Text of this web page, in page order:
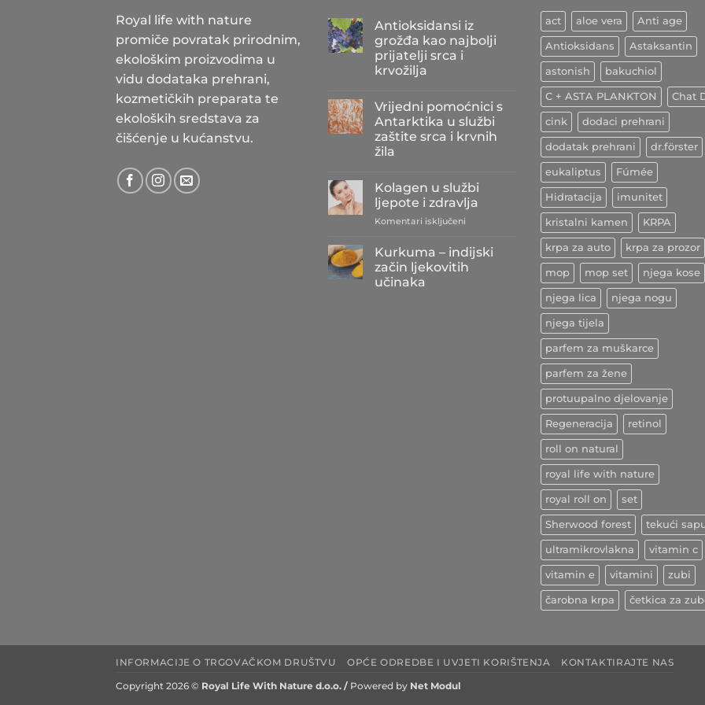
Royal life with nature
promiče povratak prirodnim,
ekološkim proizvodima u
vidu dodataka prehrani,
kozmetičkih preparata te
ekoloških sredstava za
čišćenje u kućanstvu.
Antioksidansi iz
grožđa kao najbolji
prijatelji srca i
krvožilja
na
Antioksidansi
iz
grožđa
kao
najbolji
krvožilja
Vrijedni pomoćnici s
Antarktika u službi
zaštite srca i krvnih
žila
na
Vrijedni
pomoćnici
s
službi
zaštite
srca
krvnih
Kolagen u službi
ljepote i zdravlja
Komentari isključeni
u
službi
ljepote
Kurkuma – indijski
začin ljekovitih
učinaka
act aloe vera Anti age
Antioksidans Astaksantin
astonish bakuchiol
C + ASTA PLANKTON Chat
cink dodaci prehrani
dodatak prehrani dr.förster
eukaliptus Fúmée
Hidratacija imunitet
kristalni kamen KRPA
krpa za auto krpa za prozor
mop mop set njega kose
njega lica njega nogu
njega tijela
parfem za muškarce
parfem za žene
protuupalno djelovanje
Regeneracija retinol
roll on natural
royal life with nature
royal roll on set
Sherwood forest tekući
ultramikrovlakna vitamin c
vitamin e vitamini zubi
čarobna krpa četkica za
INFORMACIJE O TRGOVAČKOM DRUŠTVU OPĆE ODREDBE I UVJETI KORIŠTENJA KONTAKTIRAJTE NAS
Copyright 2026 © Royal Life With Nature d.o.o. / Powered by Net Modul